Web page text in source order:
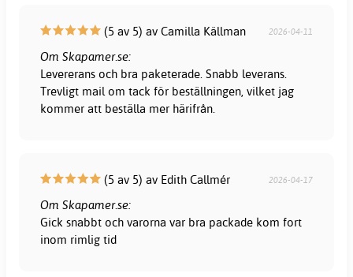
(5 av 5) av Camilla Källman 2026-04-11
Om Skapamer.se:
Levererans och bra paketerade. Snabb leverans.
Trevligt mail om tack för beställningen, vilket jag
kommer att beställa mer härifrån.
(5 av 5) av Edith Callmér 2026-04-17
Om Skapamer.se:
Gick snabbt och varorna var bra packade kom fort
inom rimlig tid